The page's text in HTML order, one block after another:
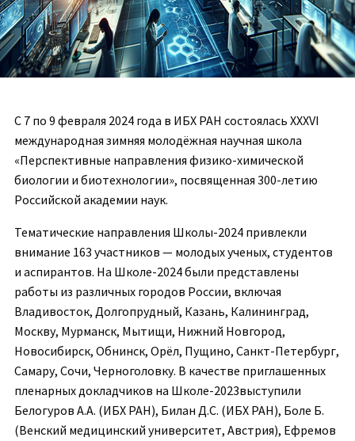
C 7 по 9 февраля 2024 года в ИБХ РАН состоялась XXXVI
международная зимняя молодёжная научная школа
«Перспективные направления физико-химической
биологии и биотехнологии», посвященная 300-летию
Российской академии наук.
Тематические направления Школы-2024 привлекли
внимание 163 участников — молодых ученых, студентов
и аспирантов. На Школе-2024 были представлены
работы из различных городов России, включая
Владивосток, Долгопрудный, Казань, Калининград,
Москву, Мурманск, Мытищи, Нижний Новгород,
Новосибирск, Обнинск, Орёл, Пущино, Санкт-Петербург,
Самару, Сочи, Черноголовку. В качестве приглашенных
пленарных докладчиков на Школе-2023выступили
Белогуров А.А. (ИБХ РАН), Билан Д.С. (ИБХ РАН), Боле Б.
(Венский медицинский университет, Австрия), Ефремов